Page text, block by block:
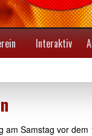
Interaktiv
am Samstag vor